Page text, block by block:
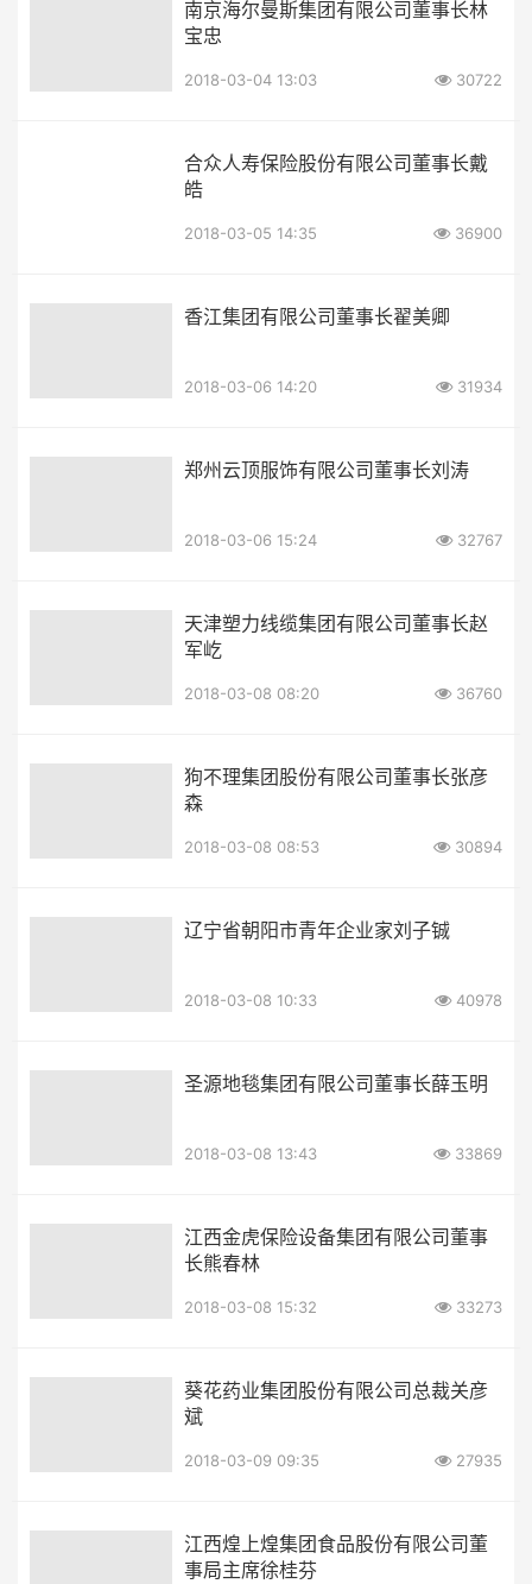
南京海尔曼斯集团有限公司董事长林
宝忠
2018-03-04 13:03 30722
合众人寿保险股份有限公司董事长戴
皓
2018-03-05 14:35 36900
香江集团有限公司董事长翟美卿
2018-03-06 14:20 31934
郑州云顶服饰有限公司董事长刘涛
2018-03-06 15:24 32767
天津塑力线缆集团有限公司董事长赵
军屹
2018-03-08 08:20 36760
狗不理集团股份有限公司董事长张彦
森
2018-03-08 08:53 30894
辽宁省朝阳市青年企业家刘子铖
2018-03-08 10:33 40978
圣源地毯集团有限公司董事长薛玉明
2018-03-08 13:43 33869
江西金虎保险设备集团有限公司董事
长熊春林
2018-03-08 15:32 33273
葵花药业集团股份有限公司总裁关彦
斌
2018-03-09 09:35 27935
江西煌上煌集团食品股份有限公司董
事局主席徐桂芬